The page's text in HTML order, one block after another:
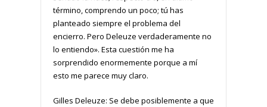
término, comprendo un poco; tú has
planteado siempre el problema del
encierro. Pero Deleuze verdaderamente no
lo entiendo». Esta cuestión me ha
sorprendido enormemente porque a mí
esto me parece muy claro.
Gilles Deleuze: Se debe posiblemente a que